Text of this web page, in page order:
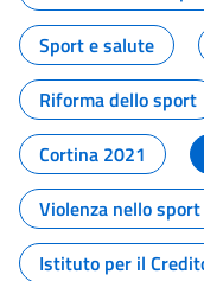
Sport e salute
Riforma dello sport
Cortina 2021
Violenza nello
Istituto per il